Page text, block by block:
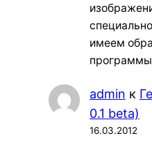
имеем
admin к
0.1 beta)
16.03.2012